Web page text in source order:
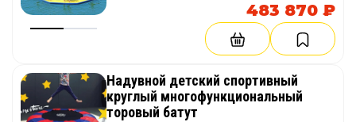
483 870 ₽
Надувной детский спортивный
круглый многофункциональный
торовый батут